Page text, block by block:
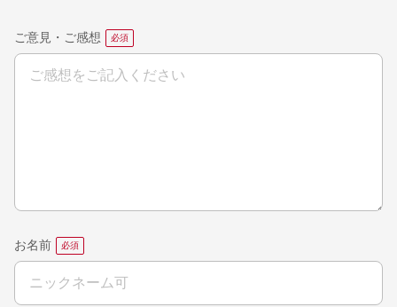
ご意見・ご感想
お名前